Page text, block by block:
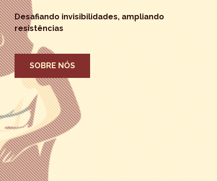
Desafiando invisibilidades, ampliando
resistências
SOBRE NÓS